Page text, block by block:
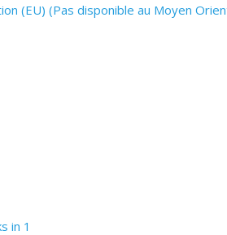
(EU) (Pas disponible au Moyen
in 1